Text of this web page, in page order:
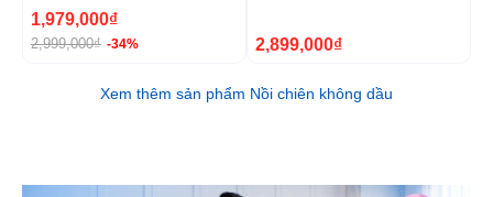
1800W
1,979,000₫
2,999,000₫ -34% 2,899,000₫
Xem thêm sản phẩm Nồi chiên không dầu